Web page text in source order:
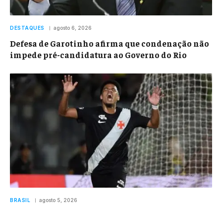
DESTAQUES agosto 6, 2026
Defesa de Garotinho afirma que condenação não
impede pré-candidatura ao Governo do Rio
BRASIL agosto 5, 2026